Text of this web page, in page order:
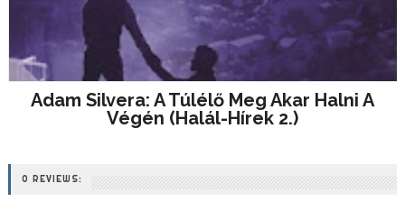
Adam Silvera: A ​túlélő Meg Akar Halni A
Végén (Halál-Hírek 2.)
0 REVIEWS: